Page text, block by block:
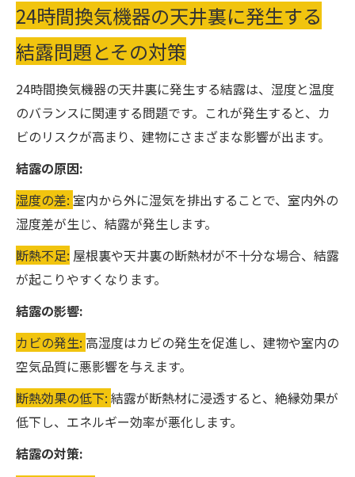
24時間換気機器の天井裏に発生する
結露問題とその対策
24時間換気機器の天井裏に発生する結露は、湿度と温度
のバランスに関連する問題です。これが発生すると、カ
ビのリスクが高まり、建物にさまざまな影響が出ます。
結露の原因:
湿度の差: 室内から外に湿気を排出することで、室内外の
湿度差が生じ、結露が発生します。
断熱不足: 屋根裏や天井裏の断熱材が不十分な場合、結露
が起こりやすくなります。
結露の影響:
カビの発生: 高湿度はカビの発生を促進し、建物や室内の
空気品質に悪影響を与えます。
断熱効果の低下: 結露が断熱材に浸透すると、絶縁効果が
低下し、エネルギー効率が悪化します。
結露の対策: